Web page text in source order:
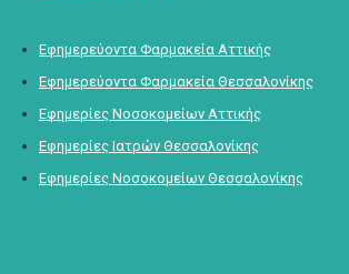
Εφημερεύοντα Φαρμακεία Αττικής
Εφημερεύοντα Φαρμακεία Θεσσαλονίκης
Εφημερίες Νοσοκομείων Αττικής
Εφημερίες Ιατρών Θεσσαλονίκης
Εφημερίες Νοσοκομείων Θεσσαλονίκης